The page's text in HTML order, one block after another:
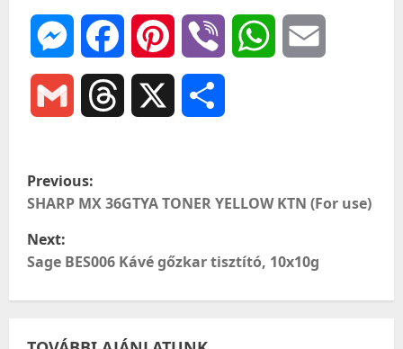
MessengerFacebookPinterest Viber WhatsApp
Gmail Threads
P
o
s
Previous:
SHARP MX 36GTYA TONER YELLOW KTN (For use)
Next:
Sage BES006 Kávé gőzkar tisztító, 10x10g